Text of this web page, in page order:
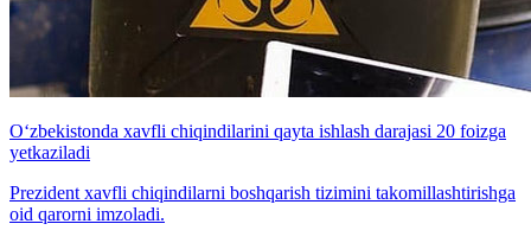
O‘zbekistonda xavfli chiqindilarini qayta ishlash darajasi 20 foizga
yetkaziladi
Prezident xavfli chiqindilarni boshqarish tizimini takomillashtirishga
oid qarorni imzoladi.